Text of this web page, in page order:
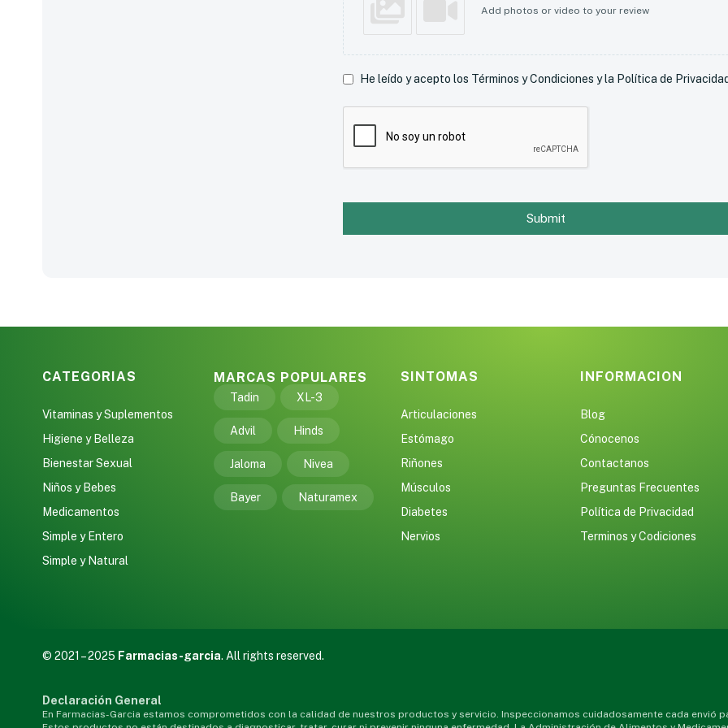
Add photos or video to your review
He leído y acepto los Términos y Condiciones y la Política de
Submit
CATEGORIAS
Vitaminas y Suplementos
Higiene y Belleza
Bienestar Sexual
Niños y Bebes
Medicamentos
Simple y Entero
Simple y Natural
MARCAS POPULARES
Tadin XL-3
Advil Hinds
Jaloma Nivea
Bayer Naturamex
SINTOMAS
Articulaciones
Estómago
Riñones
Músculos
Diabetes
Nervios
INFORMACION
Blog
Cónocenos
Contactanos
Preguntas Frecuentes
Política de Privacidad
Terminos y Codiciones
© 2021 – 2025 Farmacias-garcia. All rights reserved.
Declaración General
En Farmacias-Garcia estamos comprometidos con la calidad de nuestros productos y servicio. Inspeccionamos cuidadosamente cada envió